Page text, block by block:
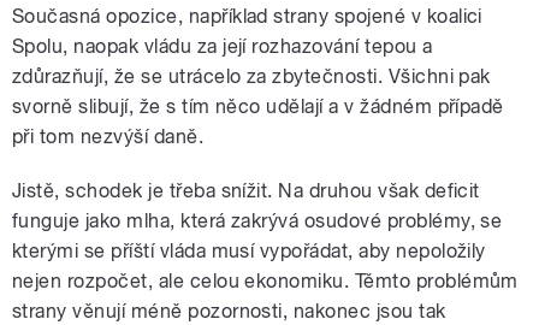
Současná opozice, například strany spojené v koalici
Spolu, naopak vládu za její rozhazování tepou a
zdůrazňují, že se utrácelo za zbytečnosti. Všichni pak
svorně slibují, že s tím něco udělají a v žádném případě
při tom nezvýší daně.
Jistě, schodek je třeba snížit. Na druhou však deficit
funguje jako mlha, která zakrývá osudové problémy, se
kterými se příští vláda musí vypořádat, aby nepoložily
nejen rozpočet, ale celou ekonomiku. Těmto problémům
strany věnují méně pozornosti, nakonec jsou tak